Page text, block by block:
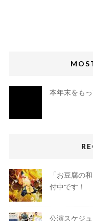
本年末をも
「お豆腐の
付中です！
公演スケジ